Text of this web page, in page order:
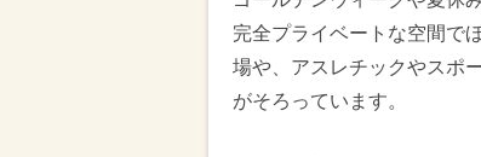
完全プライベートな空間で
場や、アスレチックやスポ
がそろっています。